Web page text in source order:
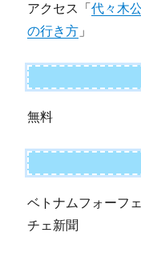
アクセス「代々木
の行き方 」
無料
ベトナムフォーフ
チェ新聞